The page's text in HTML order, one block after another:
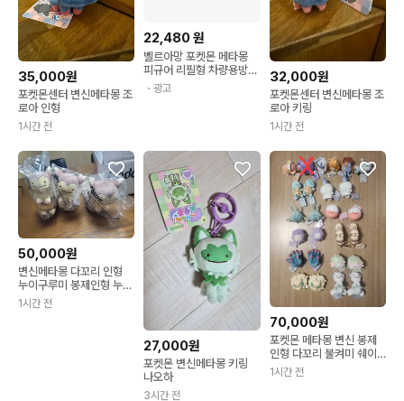
35,000원
포켓몬센터 변신메타몽 조
로아 인형
1시간 전
22,480원
벨르아망 포켓몬 메타몽
피규어 리필형 차량용방향
제, 1개, 클레멘타인
・광고
32,000원
포켓몬센터 변신메타몽 조
로아 키링
1시간 전
50,000원
변신메타몽 다꼬리 인형
누이구루미 봉제인형 누이
굿즈 포켓몬스터 포켓몬
1시간 전
27,000원
포켓몬 변신메타몽 키링
나오하
3시간 전
70,000원
포켓몬 메타몽 변신 봉제
인형 다꼬리 불켜미 쉐이
미 깨봉이 또가스 앱솔
1시간 전